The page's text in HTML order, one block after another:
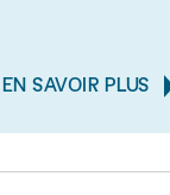
EN SAVOIR PLUS